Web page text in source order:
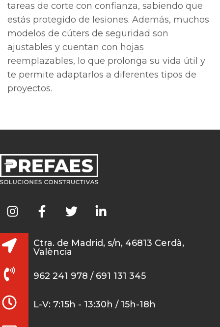
tareas de corte con confianza, sabiendo que
estás protegido de lesiones. Además, muchos
modelos de cúters de seguridad son
ajustables y cuentan con hojas
reemplazables, lo que prolonga su vida útil y
te permite adaptarlos a diferentes tipos de
proyectos.
Ctra. de Madrid, s/n, 46813 Cerdà,
València
962 241 978 / 691 131 345
L-V: 7:15h - 13:30h / 15h-18h